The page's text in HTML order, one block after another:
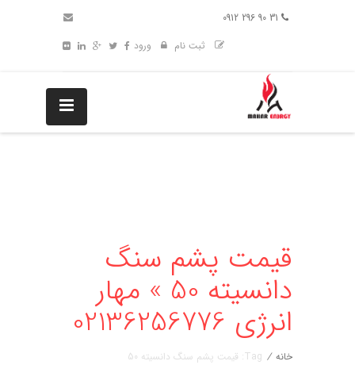
ثبت نام
ورود
قیمت پشم سنگ
دانسیته 50 » مهار
انرژی 02136256776
خانه / Tag: قیمت پشم سنگ دانسیته 50